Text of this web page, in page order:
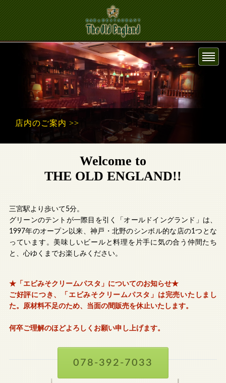
メニューのご案内 >>
Welcome to
THE OLD ENGLAND!!
三宮駅より歩いて5分。
グリーンのテントが一際目を引く「オールドイングランド」は、
1997年のオープン以来、神戸・北野のシンボル的な店の1つとな
っています。美味しいビールと料理を片手に気の合う仲間たち
と、心ゆくまでお楽しみください。
★「エビみそクリームパスタ」についてのお知らせ★
ご好評につき、「エビみそクリームパスタ」は完売いたしまし
た。原材料不足のため、当面の間販売を休止いたします。
何卒ご理解のほどよろしくお願い申し上げます。
078-392-7033